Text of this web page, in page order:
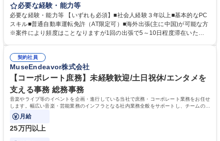
掛ける当社にて、自社企画・開発商品の生産管理・品質管理を担当。『か
わいい』を届けるやりがいのあるポジションです。 有名ブランドやキャラ
クターライセンスを活用した商品の企画・開発・販売を行っています。企
画段階から納品まで、商品の製造に関わる全てのプロセスにおいて、生産
元様とのやり取り、輸入関連の書類の管理、国内倉庫での品質チェック、
工場開拓などがございます。 募集職種 【生産管理】キャラクターバック
や雑貨の生産・品質管理/年休125日/転勤無
必要な経験・能力等
必要な経験・能力等 【いずれも必須】■社会人経験３年以上■基本的なPC
スキル■普通自動車運転免許（AT限定可）■海外出張(主に中国)が可能な方
※案件により頻度はことなりますが1回の出張で5～10日程度滞在いただ
め、『コツコツと実直に取り組める方』 ・工場やライセンス元を含む社内
外関係者と友好なコミュニケーションが取れる方 ※折衝は営業担当がメイ
ンで行います。 学歴・資格 学歴：大学院 大学 高専 短大 専修学校 高校 語
学力： 資格：
契約社員
MuseEndeavor株式会社
【コーポレート庶務】未経験歓迎/土日祝休/エンタメを
支える事務 総務事務
音楽やライブ等のイベントを企画・進行している当社で庶務・コーポレート業務をお任せ
します。幅広い音楽・芸能業務のインフラとなる社内業務全般をサポートし、チームの円
滑な運営を支えていただきます。
月給
25万円以上